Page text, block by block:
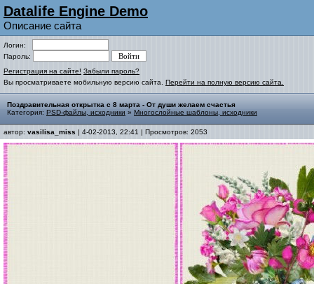
Datalife Engine Demo
Описание сайта
Логин:
Пароль:
Регистрация на сайте! Забыли пароль?
Вы просматриваете мобильную версию сайта. Перейти на полную версию сайта.
Поздравительная открытка с 8 марта - От души желаем счастья
Категория: PSD-файлы, исходники » Многослойные шаблоны, исходники
автор: vasilisa_miss | 4-02-2013, 22:41 | Просмотров: 2053